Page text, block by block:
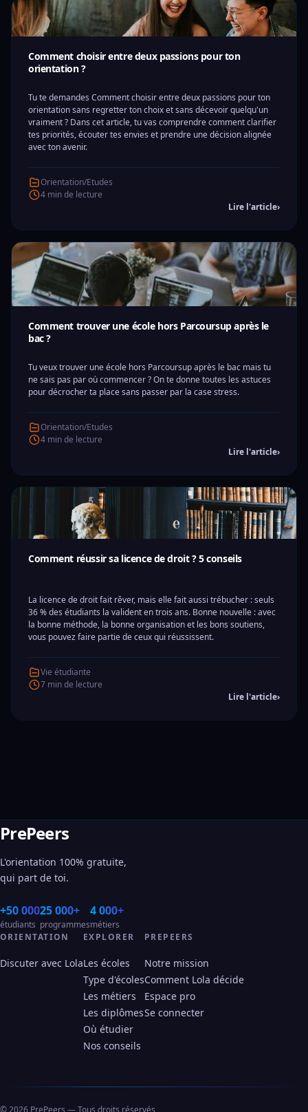
Comment choisir entre deux passions pour ton
orientation ?
Tu te demandes Comment choisir entre deux passions pour ton
orientation sans regretter ton choix et sans décevoir quelqu'un
vraiment ? Dans cet article, tu vas comprendre comment clarifier
tes priorités, écouter tes envies et prendre une décision alignée
avec ton avenir.
Orientation/Etudes
4 min de lecture
Lire l'article›
Comment trouver une école hors Parcoursup après le
bac ?
Tu veux trouver une école hors Parcoursup après le bac mais tu
ne sais pas par où commencer ? On te donne toutes les astuces
pour décrocher ta place sans passer par la case stress.
Orientation/Etudes
4 min de lecture
Lire l'article›
Comment réussir sa licence de droit ? 5 conseils
La licence de droit fait rêver, mais elle fait aussi trébucher : seuls
36 % des étudiants la valident en trois ans. Bonne nouvelle : avec
la bonne méthode, la bonne organisation et les bons soutiens,
vous pouvez faire partie de ceux qui réussissent.
Vie étudiante
7 min de lecture
Lire l'article›
PrePeers
L'orientation 100% gratuite,
qui part de toi.
+50 000
étudiants
25 000+
programmes
4 000+
métiers
ORIENTATION
Discuter avec Lola
EXPLORER
Les écoles
Type d'écoles
Les métiers
Les diplômes
Où étudier
Nos conseils
PREPEERS
Notre mission
Comment Lola décide
Espace pro
Se connecter
© 2026 PrePeers — Tous droits réservés